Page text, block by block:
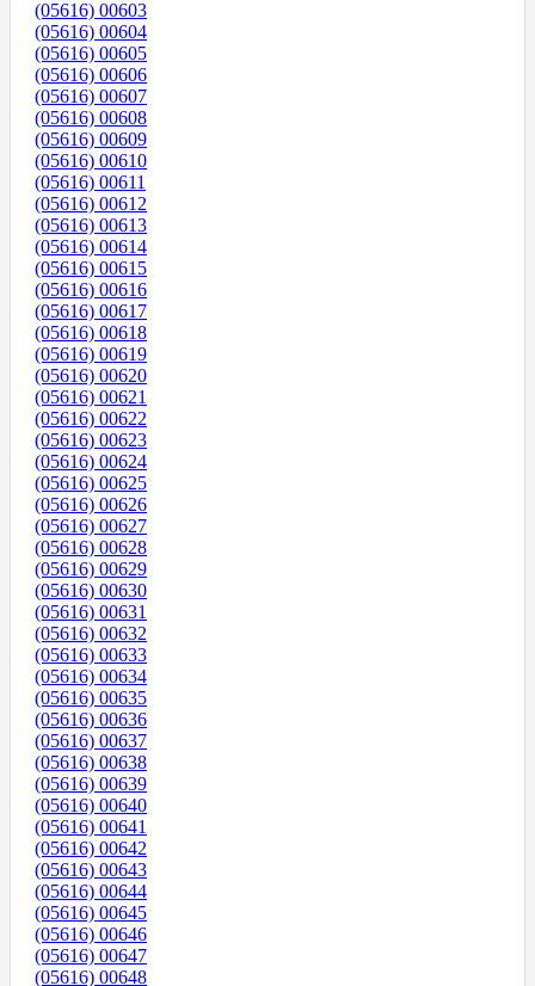
(05616) 00603
(05616) 00604
(05616) 00605
(05616) 00606
(05616) 00607
(05616) 00608
(05616) 00609
(05616) 00610
(05616) 00611
(05616) 00612
(05616) 00613
(05616) 00614
(05616) 00615
(05616) 00616
(05616) 00617
(05616) 00618
(05616) 00619
(05616) 00620
(05616) 00621
(05616) 00622
(05616) 00623
(05616) 00624
(05616) 00625
(05616) 00626
(05616) 00627
(05616) 00628
(05616) 00629
(05616) 00630
(05616) 00631
(05616) 00632
(05616) 00633
(05616) 00634
(05616) 00635
(05616) 00636
(05616) 00637
(05616) 00638
(05616) 00639
(05616) 00640
(05616) 00641
(05616) 00642
(05616) 00643
(05616) 00644
(05616) 00645
(05616) 00646
(05616) 00647
(05616) 00648